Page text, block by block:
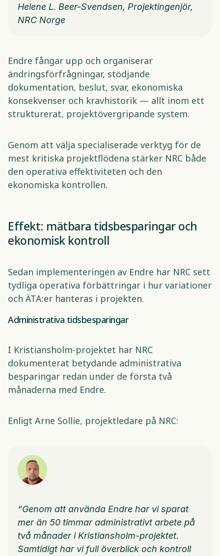
Helene L. Beer-Svendsen, Projektingenjör,
NRC Norge
Endre fångar upp och organiserar
ändringsförfrågningar, stödjande
dokumentation, beslut, svar, ekonomiska
konsekvenser och kravhistorik — allt inom ett
strukturerat, projektövergripande system.
Genom att välja specialiserade verktyg för de
mest kritiska projektflödena stärker NRC både
den operativa effektiviteten och den
ekonomiska kontrollen.
Effekt: mätbara tidsbesparingar och
ekonomisk kontroll
Sedan implementeringen av Endre har NRC sett
tydliga operativa förbättringar i hur variationer
och ÄTA:er hanteras i projekten.
Administrativa tidsbesparingar
I Kristiansholm-projektet har NRC
dokumenterat betydande administrativa
besparingar redan under de första två
månaderna med Endre.
Enligt Arne Sollie, projektledare på NRC:
“Genom att använda Endre har vi sparat
mer än 50 timmar administrativt arbete på
två månader i Kristiansholm-projektet.
Samtidigt har vi full överblick och kontroll